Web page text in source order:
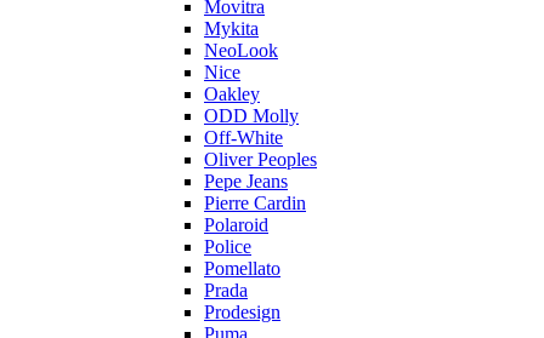
Movitra
Mykita
NeoLook
Nice
Oakley
ODD Molly
Off-White
Oliver Peoples
Pepe Jeans
Pierre Cardin
Polaroid
Police
Pomellato
Prada
Prodesign
Puma